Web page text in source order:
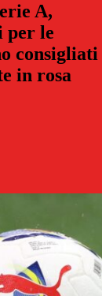
A,
per le
consigliati
in rosa